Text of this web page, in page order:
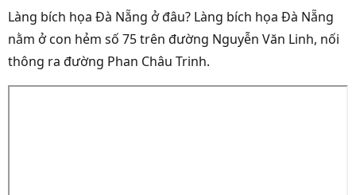
Làng bích họa Đà Nẵng ở đâu? Làng bích họa Đà Nẵng
nằm ở con hẻm số 75 trên đường Nguyễn Văn Linh, nối
thông ra đường Phan Châu Trinh.